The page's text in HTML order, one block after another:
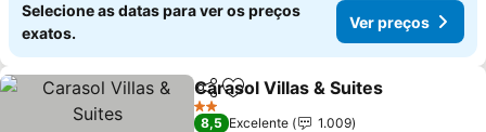
Selecione as datas para ver os preços
exatos.
Ver preços
PartilharAdicionar aos favoritos
Carasol Villas & Suites
2 Estrelas
8,5 Excelente
1.009